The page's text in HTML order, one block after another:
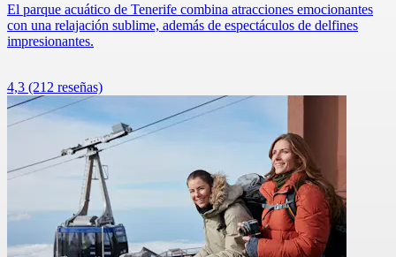
El parque acuático de Tenerife combina atracciones emocionantes
con una relajación sublime, además de espectáculos de delfines
impresionantes.
4,3 (212 reseñas)